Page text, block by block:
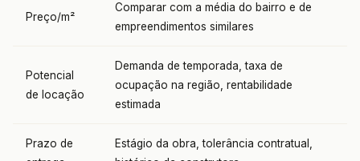
Preço/m²
Comparar com a média do bairro e de
empreendimentos similares
Potencial
de locação
Demanda de temporada, taxa de
ocupação na região, rentabilidade
estimada
Prazo de
Estágio da obra, tolerância contratual,